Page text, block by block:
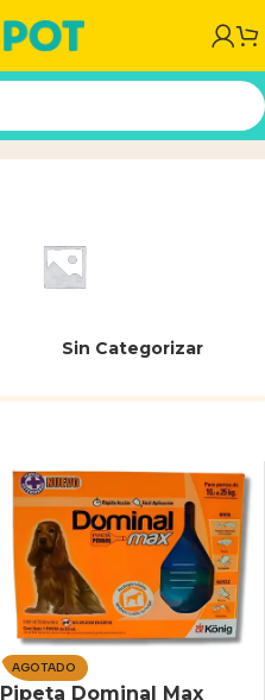
Sin Categorizar
AGOTADO
Pipeta Dominal Max